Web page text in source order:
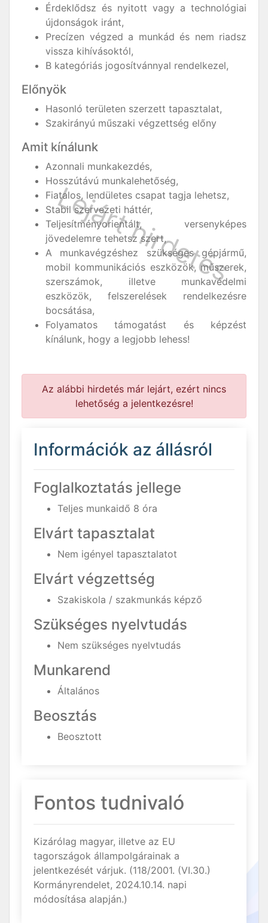
Érdeklődsz és nyitott vagy a technológiai
újdonságok iránt,
Precízen végzed a munkád és nem riadsz
vissza kihívásoktól,
B kategóriás jogosítvánnyal rendelkezel,
Előnyök
Hasonló területen szerzett tapasztalat,
Szakirányú műszaki végzettség előny
Amit kínálunk
Azonnali munkakezdés,
Hosszútávú munkalehetőség,
Fiatalos, lendületes csapat tagja lehetsz,
Stabil szervezeti háttér,
Teljesítményorientált, versenyképes
jövedelemre tehetsz szert,
A munkavégzéshez szükséges gépjármű,
mobil kommunikációs eszközök, műszerek,
szerszámok, illetve munkavédelmi
eszközök, felszerelések rendelkezésre
bocsátása,
Folyamatos támogatást és képzést
kínálunk, hogy a legjobb lehess!
Az alábbi hirdetés már lejárt, ezért nincs
lehetőség a jelentkezésre!
Információk az állásról
Foglalkoztatás jellege
Teljes munkaidő 8 óra
Elvárt tapasztalat
Nem igényel tapasztalatot
Elvárt végzettség
Szakiskola / szakmunkás képző
Szükséges nyelvtudás
Nem szükséges nyelvtudás
Munkarend
Általános
Beosztás
Beosztott
Fontos tudnivaló
Kizárólag magyar, illetve az EU
tagországok állampolgárainak a
jelentkezését várjuk. (118/2001. (VI.30.)
Kormányrendelet, 2024.10.14. napi
módosítása alapján.)